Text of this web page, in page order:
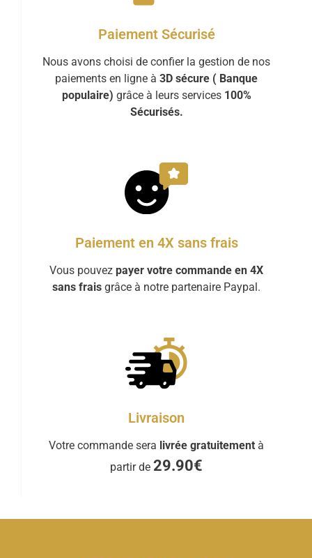
Paiement Sécurisé
Nous avons choisi de confier la gestion de nos
paiements en ligne à 3D sécure ( Banque
populaire) grâce à leurs services 100%
Sécurisés.
Paiement en 4X sans frais
Vous pouvez payer votre commande en 4X
sans frais grâce à notre partenaire Paypal.
Livraison
Votre commande sera livrée gratuitement à
partir de 29.90€